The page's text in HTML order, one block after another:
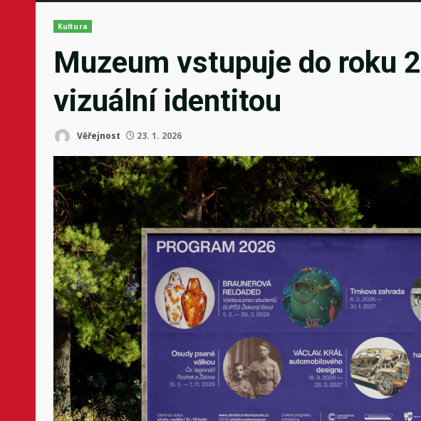
Kultura
Muzeum vstupuje do roku
vizuální identitou
Věřejnost 23. 1. 2026